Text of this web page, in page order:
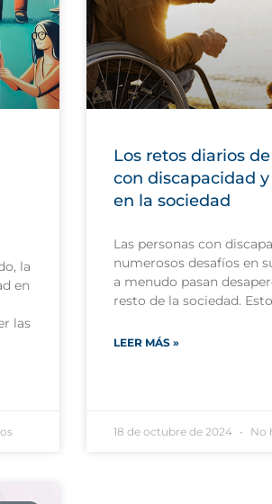
la
en
las
Los retos diarios
con discapacidad
en la sociedad
Las personas con
numerosos desafíos en
a menudo pasan
resto de la sociedad.
LEER MÁS »
18 de octubre de 2024 No